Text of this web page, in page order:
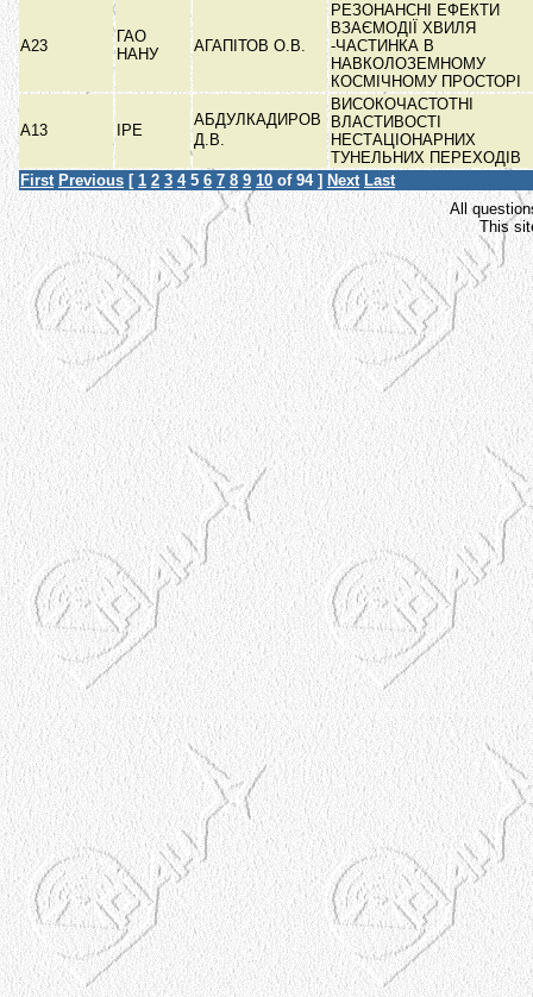
А23
ГАО
НАНУ
АГАПІТОВ О.В.
РЕЗОНАНСНІ ЕФЕКТИ
ВЗАЄМОДІЇ ХВИЛЯ
-ЧАСТИНКА В
НАВКОЛОЗЕМНОМУ
КОСМІЧНОМУ ПРОСТОРІ
А13 ІРЕ
АБДУЛКАДИРОВ
Д.В.
ВИСОКОЧАСТОТНІ
ВЛАСТИВОСТІ
НЕСТАЦІОНАРНИХ
ТУНЕЛЬНИХ ПЕРЕХОДІВ
First Previous [ 1 2 3 4 5 6 7 8 9 10 of 94 ] Next Last
All
This